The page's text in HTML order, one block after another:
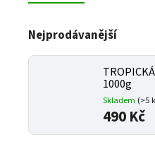
Nejprodávanější
1000g
Skladem (>5
490 Kč